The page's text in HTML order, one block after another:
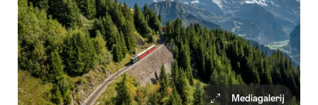
Mediagalerij